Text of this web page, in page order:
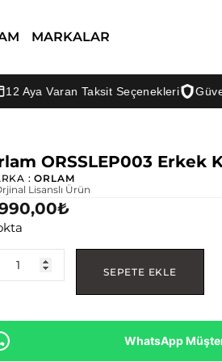
MARKALAR
Varan Taksit Seçenekleri Güvenli
ORSSLEP003 Erkek
:ORLAM
Lisanslı Ürün
₺
SEPETE EKLE
WhatsApp